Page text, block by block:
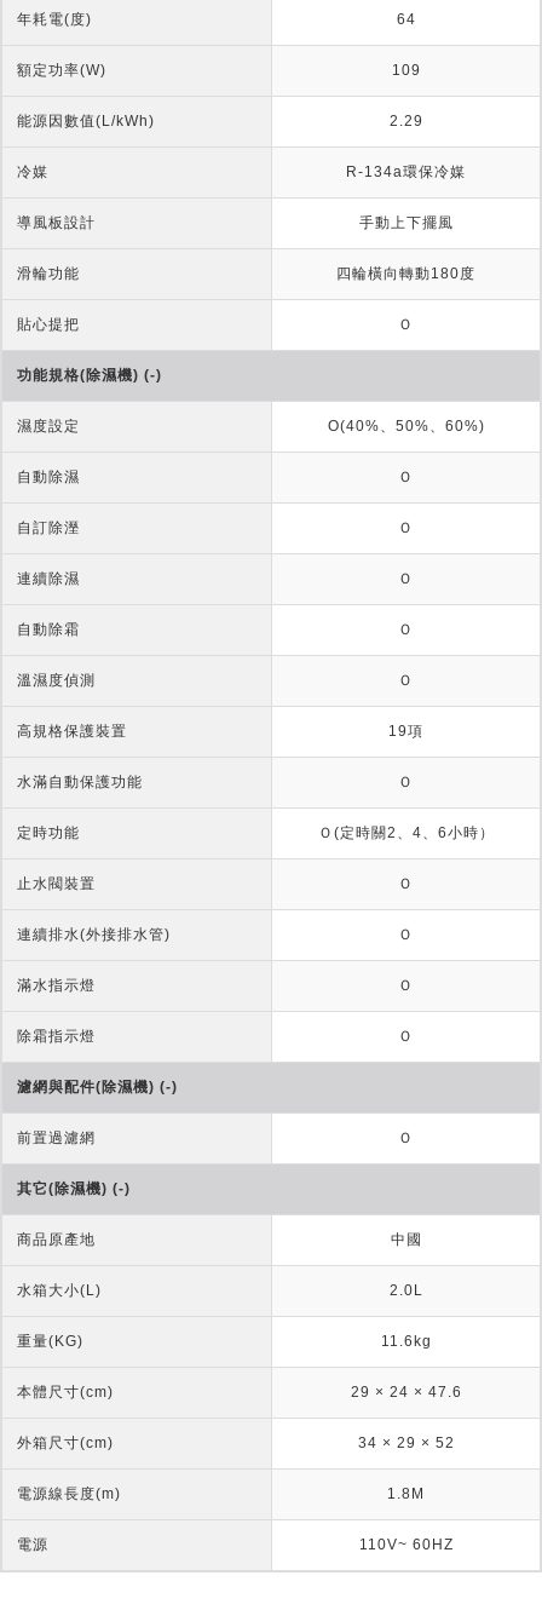
年耗電(度) 64
額定功率(W) 109
能源因數值(L/kWh) 2.29
冷媒 R-134a環保冷媒
導風板設計 手動上下擺風
滑輪功能 四輪橫向轉動180度
貼心提把 Ｏ
功能規格(除濕機) (-)
濕度設定 O(40%、50%、60%)
自動除濕 Ｏ
自訂除溼 Ｏ
連續除濕 Ｏ
自動除霜 Ｏ
溫濕度偵測 Ｏ
高規格保護裝置 19項
水滿自動保護功能 Ｏ
定時功能 Ｏ(定時關2、4、6小時）
止水閥裝置 Ｏ
連續排水(外接排水管) Ｏ
滿水指示燈 Ｏ
除霜指示燈 Ｏ
濾網與配件(除濕機) (-)
前置過濾網 Ｏ
其它(除濕機) (-)
商品原產地 中國
水箱大小(L) 2.0L
重量(KG) 11.6kg
本體尺寸(cm) 29 × 24 × 47.6
外箱尺寸(cm) 34 × 29 × 52
電源線長度(m) 1.8M
電源 110V~ 60HZ